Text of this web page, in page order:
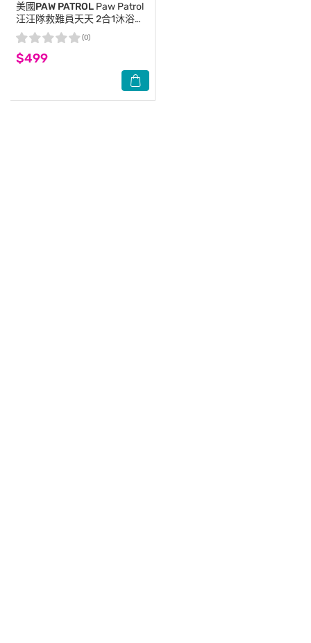
美國PAW PATROL Paw Patrol
汪汪隊救難員天天 2合1沐浴洗
髮精 400ml
$499
(0)